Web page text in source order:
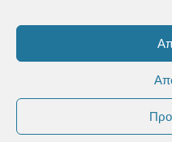
Δευ-Τετ-Σαβ 09:00-15:00